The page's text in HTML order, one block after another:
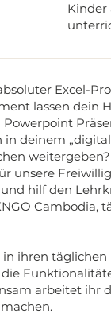
Kinder
Excel-
lassen dein
Powerpoint
deinem
weitergeben?
unsere
hilf den
Cambodia,
in ihren
arbeitet ihr